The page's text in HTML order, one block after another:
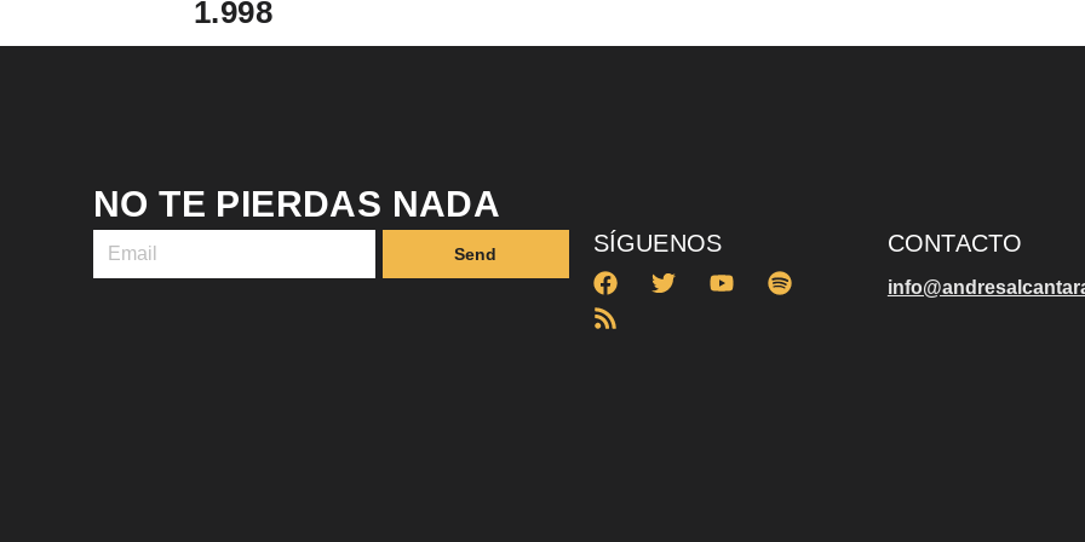
1.998
NO TE PIERDAS NADA
Send SÍGUENOS CONTACTO